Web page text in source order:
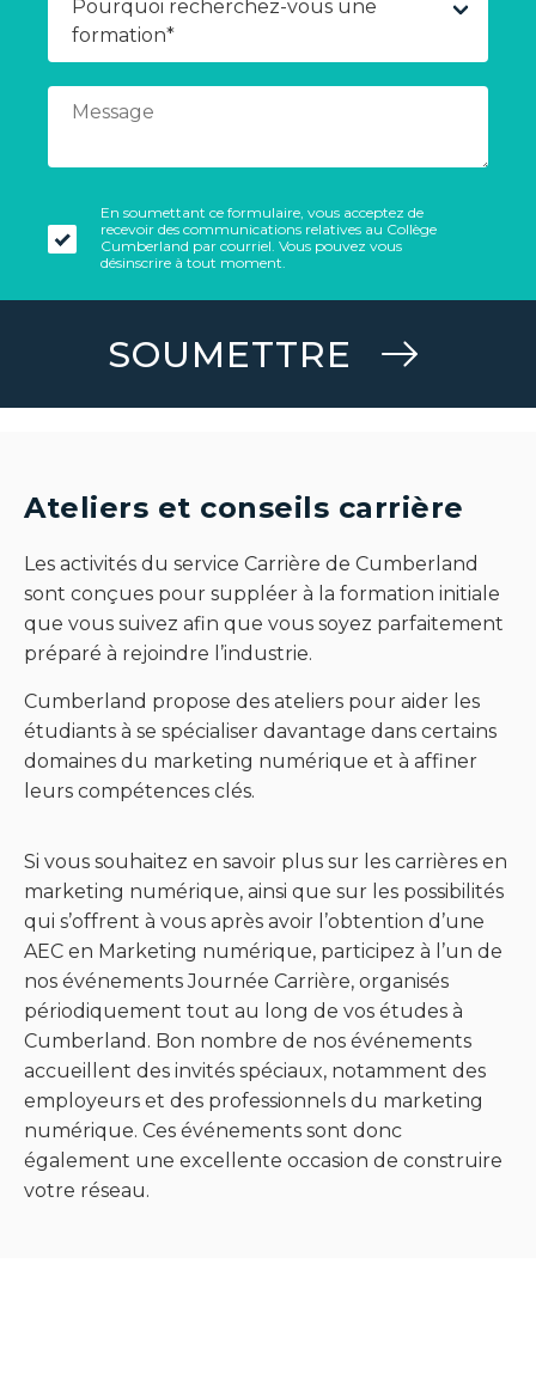
En soumettant ce formulaire, vous acceptez de
recevoir des communications relatives au Collège
Cumberland par courriel. Vous pouvez vous
désinscrire à tout moment.
SOUMETTRE
Ateliers et conseils carrière
Les activités du service Carrière de Cumberland
sont conçues pour suppléer à la formation initiale
que vous suivez afin que vous soyez parfaitement
préparé à rejoindre l’industrie.
Cumberland propose des ateliers pour aider les
étudiants à se spécialiser davantage dans certains
domaines du marketing numérique et à affiner
leurs compétences clés.
Si vous souhaitez en savoir plus sur les carrières en
marketing numérique, ainsi que sur les possibilités
qui s’offrent à vous après avoir l’obtention d’une
AEC en Marketing numérique, participez à l’un de
nos événements Journée Carrière, organisés
périodiquement tout au long de vos études à
Cumberland. Bon nombre de nos événements
accueillent des invités spéciaux, notamment des
employeurs et des professionnels du marketing
numérique. Ces événements sont donc
également une excellente occasion de construire
votre réseau.